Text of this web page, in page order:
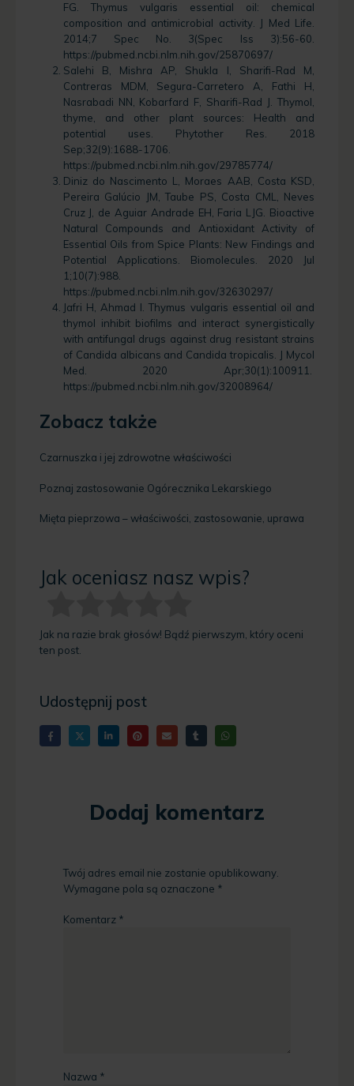
FG. Thymus vulgaris essential oil: chemical
composition and antimicrobial activity. J Med Life.
2014;7 Spec No. 3(Spec Iss 3):56-60.
https://pubmed.ncbi.nlm.nih.gov/25870697/
Salehi B, Mishra AP, Shukla I, Sharifi-Rad M,
Contreras MDM, Segura-Carretero A, Fathi H,
Nasrabadi NN, Kobarfard F, Sharifi-Rad J. Thymol,
thyme, and other plant sources: Health and
potential uses. Phytother Res. 2018
Sep;32(9):1688-1706.
https://pubmed.ncbi.nlm.nih.gov/29785774/
Diniz do Nascimento L, Moraes AAB, Costa KSD,
Pereira Galúcio JM, Taube PS, Costa CML, Neves
Cruz J, de Aguiar Andrade EH, Faria LJG. Bioactive
Natural Compounds and Antioxidant Activity of
Essential Oils from Spice Plants: New Findings and
Potential Applications. Biomolecules. 2020 Jul
1;10(7):988.
https://pubmed.ncbi.nlm.nih.gov/32630297/
Jafri H, Ahmad I. Thymus vulgaris essential oil and
thymol inhibit biofilms and interact synergistically
with antifungal drugs against drug resistant strains
of Candida albicans and Candida tropicalis. J Mycol
Med. 2020 Apr;30(1):100911.
https://pubmed.ncbi.nlm.nih.gov/32008964/
Zobacz także
Czarnuszka i jej zdrowotne właściwości
Poznaj zastosowanie Ogórecznika Lekarskiego
Mięta pieprzowa – właściwości, zastosowanie, uprawa
Jak oceniasz nasz wpis?
Jak na razie brak głosów! Bądź pierwszym, który oceni
ten post.
Udostępnij post
Dodaj komentarz
Twój adres email nie zostanie opublikowany.
Wymagane pola są oznaczone *
Komentarz *
Nazwa *